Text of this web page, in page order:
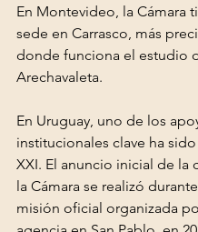
En Montevideo, la Cámara
sede en Carrasco, más
donde funciona el estudio
Arechavaleta.
En Uruguay, uno de los
institucionales clave ha
XXI. El anuncio inicial de la
la Cámara se realizó
misión oficial organizada